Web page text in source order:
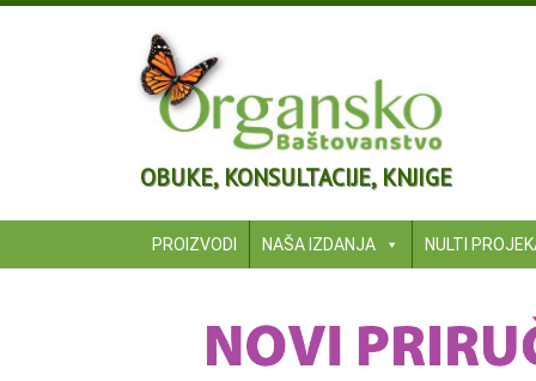
OBUKE, KONSULTACIJE, KNJIGE
PROIZVODI NAŠA IZDANJA NULTI